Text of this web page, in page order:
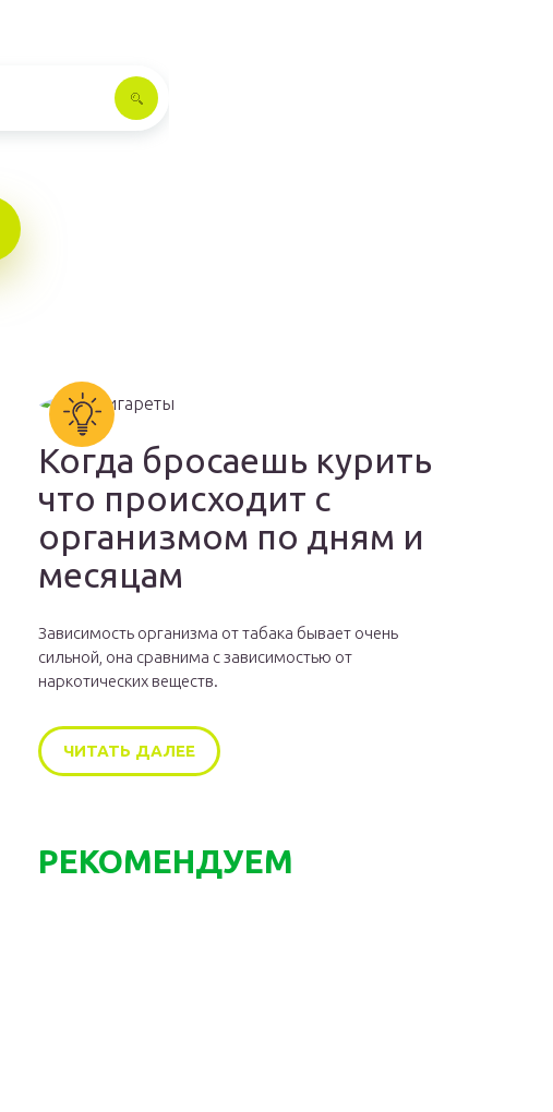
Когда бросаешь курить
что происходит с
организмом по дням и
месяцам
Зависимость организма от табака бывает очень
сильной, она сравнима с зависимостью от
наркотических веществ.
ЧИТАТЬ ДАЛЕЕ
РЕКОМЕНДУЕМ